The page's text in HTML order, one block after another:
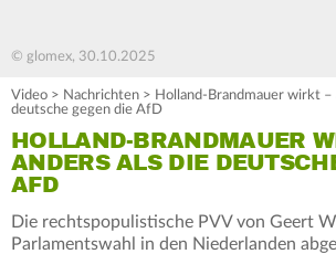
© glomex, 30.10.2025
Video > Nachrichten > Holland-Brandmauer wirkt –
deutsche gegen die AfD
HOLLAND-BRANDMAUER
ANDERS ALS DIE
AFD
Die rechtspopulistische PVV von Geert
Parlamentswahl in den Niederlanden